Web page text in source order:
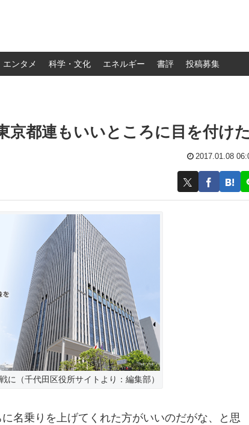
エンタメ 科学・文化 エネルギー 書評 投稿募集
京都連もいいところに目を付け
2017.01.08
に（千代田区役所サイトより：編集部）
名乗りを上げてくれた方がいいのだがな、と思